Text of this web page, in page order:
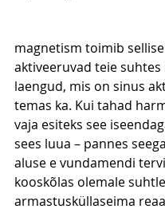
magnetism toimib
aktiveeruvad teie suhtes
laengud, mis on sinus
temas ka. Kui tahad
vaja esiteks see
sees luua – pannes
aluse e vundamendi
kooskõlas olemale
armastusküllaseima